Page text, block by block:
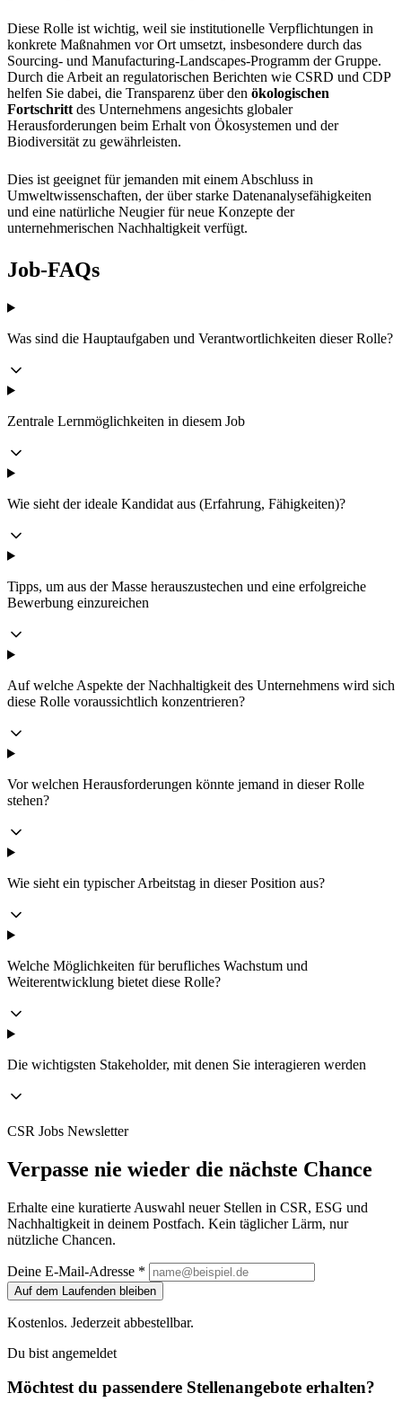
Diese Rolle ist wichtig, weil sie institutionelle Verpflichtungen in
konkrete Maßnahmen vor Ort umsetzt, insbesondere durch das
Sourcing- und Manufacturing-Landscapes-Programm der Gruppe.
Durch die Arbeit an regulatorischen Berichten wie CSRD und CDP
helfen Sie dabei, die Transparenz über den ökologischen
Fortschritt des Unternehmens angesichts globaler
Herausforderungen beim Erhalt von Ökosystemen und der
Biodiversität zu gewährleisten.
Dies ist geeignet für jemanden mit einem Abschluss in
Umweltwissenschaften, der über starke Datenanalysefähigkeiten
und eine natürliche Neugier für neue Konzepte der
unternehmerischen Nachhaltigkeit verfügt.
Job-FAQs
Was sind die Hauptaufgaben und Verantwortlichkeiten dieser Rolle?
Zentrale Lernmöglichkeiten in diesem Job
Wie sieht der ideale Kandidat aus (Erfahrung, Fähigkeiten)?
Tipps, um aus der Masse herauszustechen und eine erfolgreiche
Bewerbung einzureichen
Auf welche Aspekte der Nachhaltigkeit des Unternehmens wird sich
diese Rolle voraussichtlich konzentrieren?
Vor welchen Herausforderungen könnte jemand in dieser Rolle
stehen?
Wie sieht ein typischer Arbeitstag in dieser Position aus?
Welche Möglichkeiten für berufliches Wachstum und
Weiterentwicklung bietet diese Rolle?
Die wichtigsten Stakeholder, mit denen Sie interagieren werden
CSR Jobs Newsletter
Verpasse nie wieder die nächste Chance
Erhalte eine kuratierte Auswahl neuer Stellen in CSR, ESG und
Nachhaltigkeit in deinem Postfach. Kein täglicher Lärm, nur
nützliche Chancen.
Deine E-Mail-Adresse *
Auf dem Laufenden bleiben
Kostenlos. Jederzeit abbestellbar.
Du bist angemeldet
Möchtest du passendere Stellenangebote erhalten?